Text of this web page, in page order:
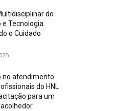
do
e Tecnologia
o Cuidado
no atendimento
do HNL
para um